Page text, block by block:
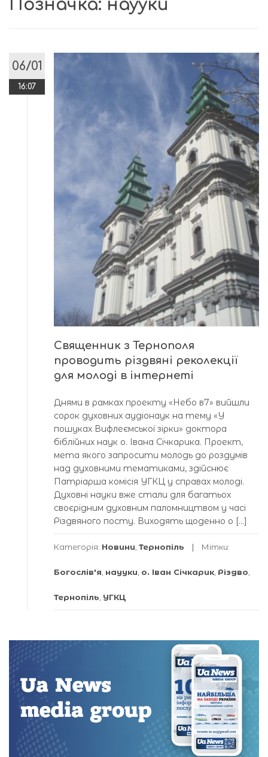
Позначка: наууки
06/01
16:07
Священник з Тернополя
проводить різдвяні реколекції
для молоді в інтернеті
Днями в рамках проекту «Небо в7» вийшли
сорок духовних аудіонаук на тему «У
пошуках Вифлеємської зірки» доктора
біблійних наук о. Івана Січкарика. Проект,
мета якого запросити молодь до роздумів
над духовними тематиками, здійснює
Патріарша комісія УГКЦ у справах молоді.
Духовні науки вже стали для багатьох
своєрідним духовним паломництвом у часі
Різдвяного посту. Виходять щоденно о […]
Категорія: Новини Тернопіль Мітки:
Богослів'я наууки о. Іван Січкарик Різдво
Тернопіль УГКЦ